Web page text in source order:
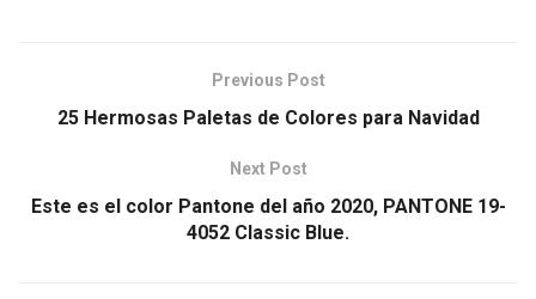
Previous Post
25 Hermosas Paletas de Colores para Navidad
Next Post
Este es el color Pantone del año 2020, PANTONE 19-
4052 Classic Blue.